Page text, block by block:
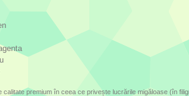
premium în ceea ce privește lucrările migăloase (în